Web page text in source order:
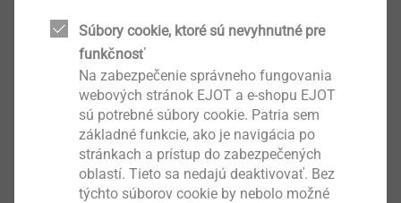
Ocel zušlechtěná pozinkovaná
Povrch pozinkovaný, modrá pasivace
Křidélka vytvoří ve dřevě větší otvor, než je průměr
závitu
Zvětšení otvoru umožní volné vrtání do oceli -
zamezí tak vzniku mezery mezi spojovanými díly
nebo poškození vrtací špičky.
Technické údaje
Súbory cookie, ktoré sú nevyhnutné pre
funkčnosť
Na zabezpečenie správneho fungovania
webových stránok EJOT a e-shopu EJOT
sú potrebné súbory cookie. Patria sem
základné funkcie, ako je navigácia po
stránkach a prístup do zabezpečených
oblastí. Tieto sa nedajú deaktivovať. Bez
týchto súborov cookie by nebolo možné